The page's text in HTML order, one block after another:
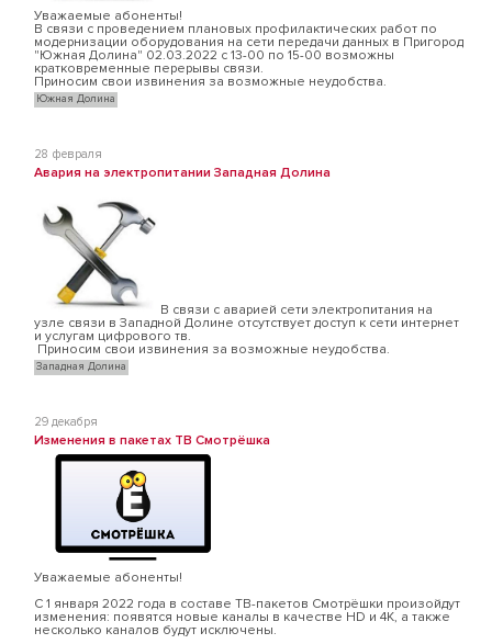
Уважаемые абоненты!
В связи с проведением плановых профилактических работ по
модернизации оборудования на сети передачи данных в Пригород
"Южная Долина" 02.03.2022 c 13-00 по 15-00 возможны
кратковременные перерывы связи.
Приносим свои извинения за возможные неудобства.
Южная Долина
28 февраля
Авария на электропитании Западная Долина
В связи с аварией сети электропитания на
узле связи в Западной Долине отсутствует доступ к сети интернет
и услугам цифрового тв.
Приносим свои извинения за возможные неудобства.
Западная Долина
29 декабря
Изменения в пакетах ТВ Смотрёшка
Уважаемые абоненты!
С 1 января 2022 года в составе ТВ-пакетов Смотрёшки произойдут
изменения: появятся новые каналы в качестве HD и 4К, а также
несколько каналов будут исключены.